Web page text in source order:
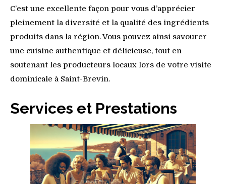
C’est une excellente façon pour vous d’apprécier
pleinement la diversité et la qualité des ingrédients
produits dans la région. Vous pouvez ainsi savourer
une cuisine authentique et délicieuse, tout en
soutenant les producteurs locaux lors de votre visite
dominicale à Saint-Brevin.
Services et Prestations